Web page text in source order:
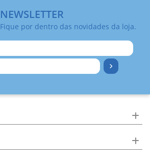
NEWSLETTER
Fique por dentro das novidades da loja.